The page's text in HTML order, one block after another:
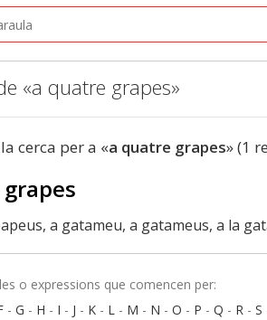
«a quatre grapes»
cerca per a «a quatre grapes» (1
a gatameu, a gatameus, a la
o expressions que comencen per:
- G - H - I - J - K - L - M - N - O - P - Q - R - S